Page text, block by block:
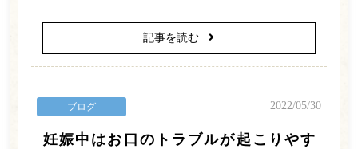
記事を読む
妊娠中はお口のトラブルが起こりやす
ブログ 2022/05/30
診療案内
一般歯科
ホワイトニング